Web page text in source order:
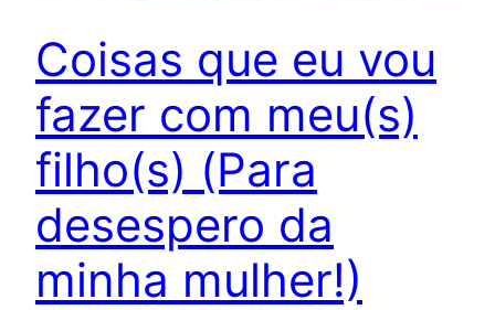
Coisas que eu vou
fazer com meu(s)
filho(s) (Para
desespero da
minha mulher!)